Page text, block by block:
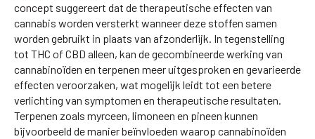
concept suggereert dat de therapeutische effecten van
cannabis worden versterkt wanneer deze stoffen samen
worden gebruikt in plaats van afzonderlijk. In tegenstelling
tot THC of CBD alleen, kan de gecombineerde werking van
cannabinoïden en terpenen meer uitgesproken en gevarieerde
effecten veroorzaken, wat mogelijk leidt tot een betere
verlichting van symptomen en therapeutische resultaten.
Terpenen zoals myrceen, limoneen en pineen kunnen
bijvoorbeeld de manier beïnvloeden waarop cannabinoïden